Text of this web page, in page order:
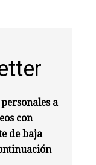
a
con
de baja